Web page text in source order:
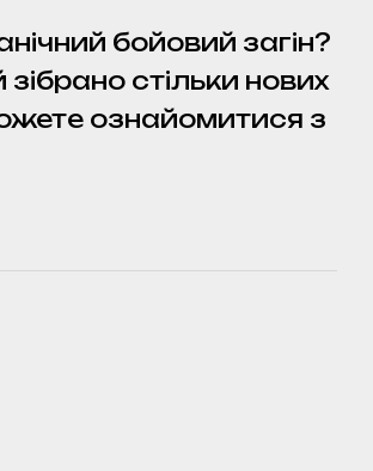
бойовий загін?
стільки нових
ознайомитися з